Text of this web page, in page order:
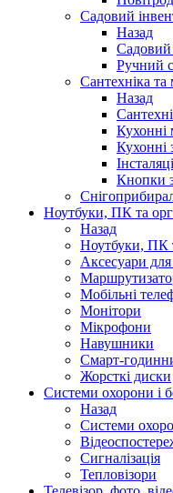
Садовий
Назад
Садовий
Ручний
Сантехніка та
Назад
Кухонні
Кухонні
Кнопки
Ноутбуки, ПК та
Назад
Ноутбуки, ПК
Аксесуари
Мобільні
Монітори
Мікрофони
Навушники
Смарт-
Жорсткі диски
Системи охорони і
Назад
Системи
Сигналізація
Тепловізори